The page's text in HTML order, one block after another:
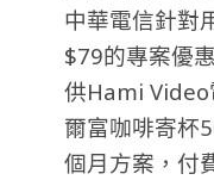
中華電信針對
$79的專案優
供Hami
爾富咖啡寄杯
個月方案，付